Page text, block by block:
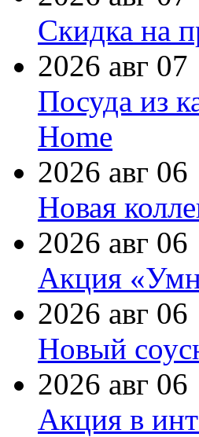
Скидка на
2026 авг 07
Посуда из
Home
2026 авг 06
Новая
2026 авг 06
Акция
2026 авг 06
Новый
2026 авг 06
Акция в